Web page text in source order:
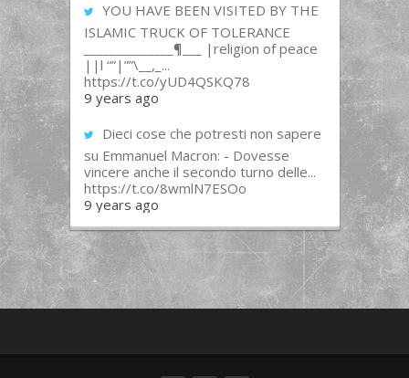
YOU HAVE BEEN VISITED BY THE
ISLAMIC TRUCK OF TOLERANCE
______________¶___ |religion of peace
||l “”|””\__,_...
https://t.co/yUD4QSKQ78
9 years ago
Dieci cose che potresti non sapere
su Emmanuel Macron: - Dovesse
vincere anche il secondo turno delle...
https://t.co/8wmlN7ESOo
9 years ago